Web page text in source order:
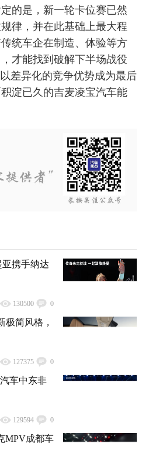
的是，新一轮卡位赛已然
律，并在此基础上最大程
统车企在制造、体验等方
才能找到破解下半场战役
差异化的竞争优势成为最后
淀已久的吉麦凌宝汽车能
携手纳达
130500 0
极简风格，
127375 0
车中东非
129594 0
MPV成都车